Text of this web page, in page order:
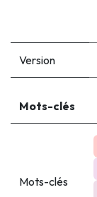
Version
Mots-clés
Mots-clés